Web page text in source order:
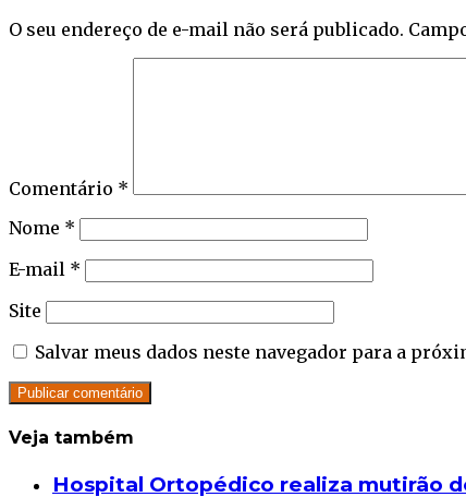
O seu endereço de e-mail não será publicado.
Comentário *
Nome *
E-mail *
Site
Salvar meus dados neste navegador para a
Veja também
CloseHospital Ortopédico realiza mutirão